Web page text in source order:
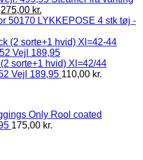
275,00 kr.
LYKKEPOSE 4 stk tøj -
sorte+1 hvid) Xl=42/44
Vejl 189,95 110,00 kr.
Only Rool coated
175,00 kr.